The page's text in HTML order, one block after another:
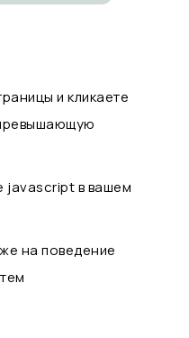
и кликаете
javascript в вашем
на поведение